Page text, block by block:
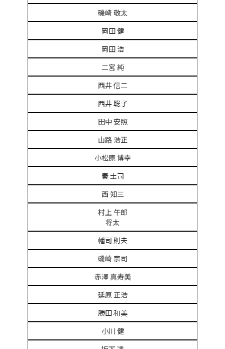
磯崎 敬太
岡田 健
岡田 浩
二宮 純
西井 信二
西井 聡子
田中 安照
山路 浩正
小松原 博幸
秦 圭司
西 知三
村上 午郎
将太
幡司 則夫
磯崎 宗司
赤澤 真寿美
延原 正浩
勝田 和美
小川 健